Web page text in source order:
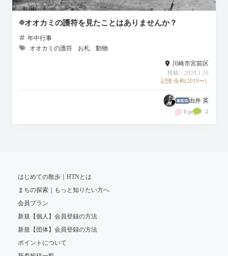
オオカミの護符を見たことはありませんか？
年中行事
オオカミの護符
お札 動物
川崎市宮前区
投稿：2020.1.26
記憶:令和(2019〜)
由井 英
0 pt 2
はじめての散歩｜HTNとは
まちの探索｜もっと知りたい方へ
会員プラン
新規【個人】会員登録の方法
新規【団体】会員登録の方法
ポイントについて